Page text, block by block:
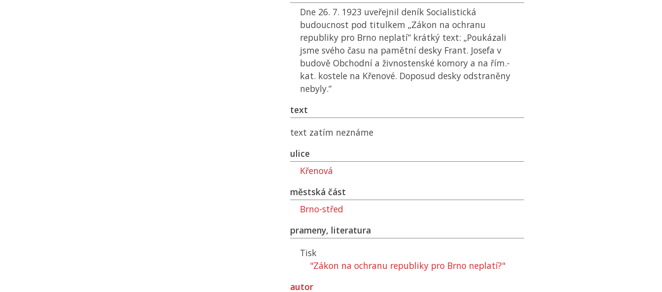
Dne 26. 7. 1923 uveřejnil deník Socialistická
budoucnost pod titulkem „Zákon na ochranu
republiky pro Brno neplatí“ krátký text: „Poukázali
jsme svého času na pamětní desky Frant. Josefa v
budově Obchodní a živnostenské komory a na řím.-
kat. kostele na Křenové. Doposud desky odstraněny
nebyly.“
text
text zatím neznáme
ulice
Křenová
městská část
Brno-střed
prameny, literatura
Tisk
"Zákon na ochranu republiky pro Brno neplatí?"
autor